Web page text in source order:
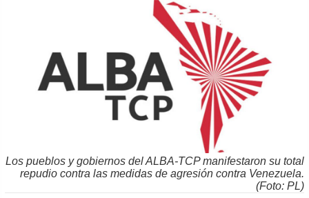
Los pueblos y gobiernos del ALBA-TCP manifestaron su total
repudio contra las medidas de agresión contra Venezuela.
(Foto: PL)